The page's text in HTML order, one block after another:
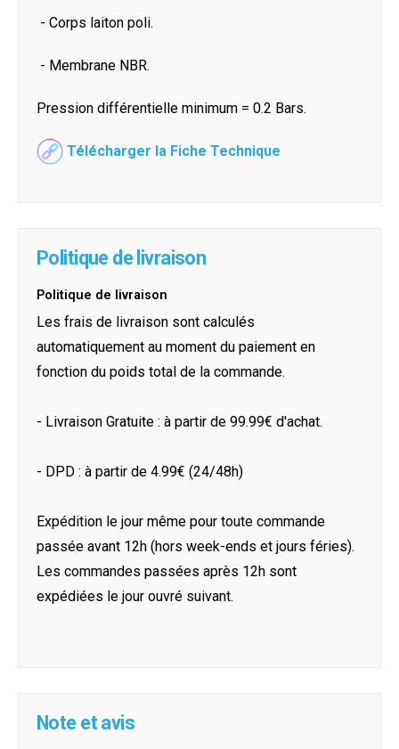
- Corps laiton poli.
- Membrane NBR.
Pression différentielle minimum = 0.2 Bars.
Télécharger la Fiche Technique
Politique de livraison
Politique de livraison
Les frais de livraison sont calculés
automatiquement au moment du paiement en
fonction du poids total de la commande.
- Livraison Gratuite : à partir de 99.99€ d'achat.
- DPD : à partir de 4.99€ (24/48h)
Expédition le jour même pour toute commande
passée avant 12h (hors week-ends et jours féries).
Les commandes passées après 12h sont
expédiées le jour ouvré suivant.
Note et avis